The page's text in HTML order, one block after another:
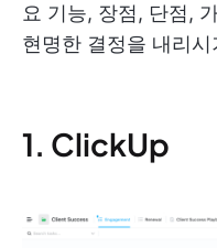
요 기능, 장점, 단점,
현명한 결정을 내리
1. ClickUp